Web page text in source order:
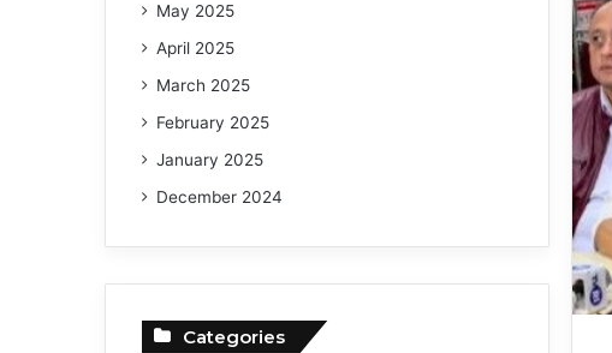
May 2025
April 2025
March 2025
February 2025
January 2025
December 2024
Categories